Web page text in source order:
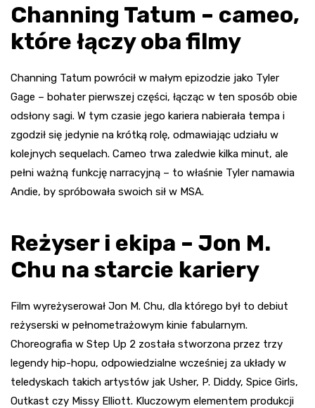
Channing Tatum – cameo,
które łączy oba filmy
Channing Tatum powrócił w małym epizodzie jako Tyler
Gage – bohater pierwszej części, łącząc w ten sposób obie
odsłony sagi. W tym czasie jego kariera nabierała tempa i
zgodził się jedynie na krótką rolę, odmawiając udziału w
kolejnych sequelach. Cameo trwa zaledwie kilka minut, ale
pełni ważną funkcję narracyjną – to właśnie Tyler namawia
Andie, by spróbowała swoich sił w MSA.
Reżyser i ekipa – Jon M.
Chu na starcie kariery
Film wyreżyserował Jon M. Chu, dla którego był to debiut
reżyserski w pełnometrażowym kinie fabularnym.
Choreografia w Step Up 2 została stworzona przez trzy
legendy hip-hopu, odpowiedzialne wcześniej za układy w
teledyskach takich artystów jak Usher, P. Diddy, Spice Girls,
Outkast czy Missy Elliott. Kluczowym elementem produkcji